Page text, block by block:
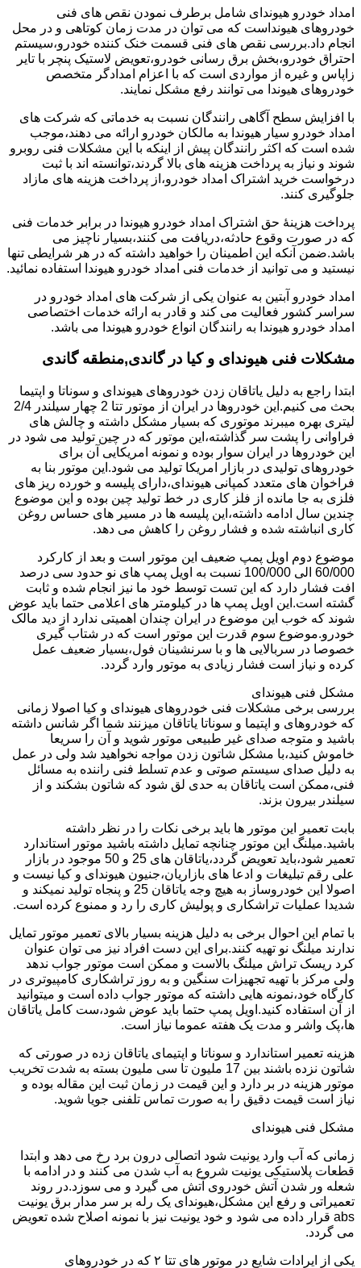
امداد خودرو هیوندای شامل برطرف نمودن نقص های فنی
خودروهای هیونداست که می توان در مدت زمان کوتاهی و در محل
انجام داد.بررسی نقص های فنی قسمت خنک کننده خودرو،سیستم
احتراق خودرو،بخش برق رسانی خودرو،تعویض لاستیک پنچر با تایر
زاپاس و غیره از مواردی است که با اعزام امدادگر متخصص
خودروهای هیوندا می توانند رفع مشکل نمایند.
با افزایش سطح آگاهی رانندگان نسبت به خدماتی که شرکت های
امداد خودرو سیار هیوندا به مالکان خودرو ارائه می دهند،موجب
شده است که اکثر رانندگان پیش از اینکه با این مشکلات فنی روبرو
شوند و نیاز به پرداخت هزینه های بالا گردند،توانسته اند با ثبت
درخواست خرید اشتراک امداد خودرو،از پرداخت هزینه های مازاد
جلوگیری کنند.
پرداخت هزینۀ حق اشتراک امداد خودرو هیوندا در برابر خدمات فنی
که در صورت وقوع حادثه،دریافت می کنند،بسیار ناچیز می
باشد.ضمن آنکه این اطمینان را خواهید داشته که در هر شرایطی تنها
نیستید و می توانید از خدمات فنی امداد خودرو هیوندا استفاده نمائید.
امداد خودرو آبتین به عنوان یکی از شرکت های امداد خودرو در
سراسر کشور فعالیت می کند و قادر به ارائه خدمات اختصاصی
امداد خودرو هیوندا به رانندگان انواع خودرو هیوندا می باشد.
مشکلات فنی هیوندای و کیا در گاندی,منطقه گاندی
ابتدا راجع به دلیل یاتاقان زدن خودروهای هیوندای و سوناتا و اپتیما
بحث می کنیم.این خودروها در ایران از موتور تتا 2 چهار سیلندر 2/4
لیتری بهره میبرند موتوری که بسیار مشکل داشته و چالش های
فراوانی را پشت سر گذاشته،این موتور که در چین تولید می شود در
این خودروها در ایران سوار بوده و نمونه امریکایی آن برای
خودروهای تولیدی در بازار امریکا تولید می شود.این موتور بنا به
فراخوان های متعدد کمپانی هیوندای،دارای پلیسه و خورده ریز های
فلزی به جا مانده از فلز کاری در خط تولید چین بوده و این موضوع
چندین سال ادامه داشته،این پلیسه ها در مسیر های حساس روغن
کاری انباشته شده و فشار روغن را کاهش می دهد.
موضوع دوم اویل پمپ ضعیف این موتور است و بعد از کارکرد
60/000 الی 100/000 نسبت به اویل پمپ های نو حدود سی درصد
افت فشار دارد که این تست توسط خود ما نیز انجام شده و ثابت
گشته است.این اویل پمپ ها در کیلومتر های اعلامی حتما باید عوض
شوند که خوب این موضوع در ایران چندان اهمیتی ندارد از دید مالک
خودرو.موضوع سوم قدرت این موتور است که در شتاب گیری
خصوصا در سربالایی ها و با سرنشینان فول،بسیار ضعیف عمل
کرده و نیاز است فشار زیادی به موتور وارد گردد.
مشکل فنی هیوندای
بررسی برخی مشکلات فنی خودروهای هیوندای و کیا اصولا زمانی
که خودروهای و اپتیما و سوناتا یاتاقان میزنند شما اگر شانس داشته
باشید و متوجه صدای غیر طبیعی موتور شوید و آن را سریعا
خاموش کنید،با مشکل شاتون زدن مواجه نخواهید شد ولی در عمل
به دلیل صدای سیستم صوتی و عدم تسلط فنی راننده به مسائل
فنی،ممکن است یاتاقان به حدی لق شود که شاتون بشکند و از
سیلندر بیرون بزند.
بابت تعمیر این موتور ها باید برخی نکات را در نظر داشته
باشید.میلنگ این موتور چنانچه تمایل داشته باشید موتور استاندارد
تعمیر شود،باید تعویض گردد،یاتاقان های 25 و 50 موجود در بازار
علی رقم تبلیغات و ادعا های بازاریان،جنیون هیوندای و کیا نیست و
اصولا این خودروساز به هیچ وجه یاتاقان 25 و پنجاه تولید نمیکند و
شدیدا عملیات تراشکاری و پولیش کاری را رد و ممنوع کرده است.
با تمام این احوال برخی به دلیل هزینه بسیار بالای تعمیر موتور تمایل
ندارند میلنگ نو تهیه کنند.برای این دست افراد نیز می توان عنوان
کرد ریسک تراش میلنگ بالاست و ممکن است موتور جواب ندهد
ولی مرکز با تهیه تجهیزات سنگین و به روز تراشکاری کامپیوتری در
کارگاه خود،نمونه هایی داشته که موتور جواب داده است و میتوانید
از آن استفاده کنید.اویل پمپ حتما باید عوض شود،ست کامل یاتاقان
ها،پک واشر و مدت یک هفته عموما نیاز است.
هزینه تعمیر استاندارد و سوناتا و اپتیمای یاتاقان زده در صورتی که
شاتون نزده باشند بین 17 ملیون تا سی ملیون بسته به شدت تخریب
موتور هزینه در بر دارد و این قیمت در زمان ثبت این مقاله بوده و
نیاز است قیمت دقیق را به صورت تماس تلفنی جویا شوید.
مشکل فنی هیوندای
زمانی که آب وارد یونیت شود اتصالی درون برد رخ می دهد و ابتدا
قطعات پلاستیکی یونیت شروع به آب شدن می کنند و در ادامه با
شعله ور شدن آتش خودروی آتش می گیرد و می سوزد.در روند
تعمیراتی و رفع این مشکل،هیوندای یک رله بر سر مدار برق یونیت
abs قرار داده می شود و خود یونیت نیز با نمونه اصلاح شده تعویض
می گردد.
یکی از ایرادات شایع در موتور های تتا ۲ که در خودروهای